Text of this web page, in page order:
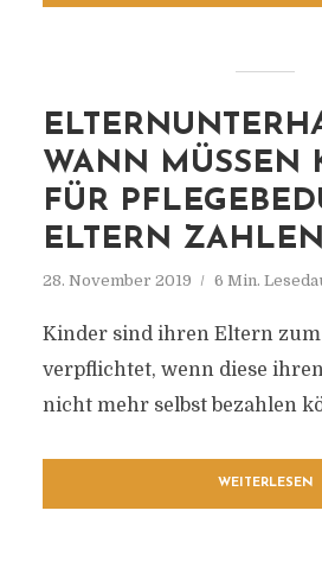
WANN MÜSSEN
FÜR
ELTERN
28. November 2019 6 Min.
Kinder sind ihren Eltern
verpflichtet, wenn diese
nicht mehr selbst bezahlen
WEITERLESEN